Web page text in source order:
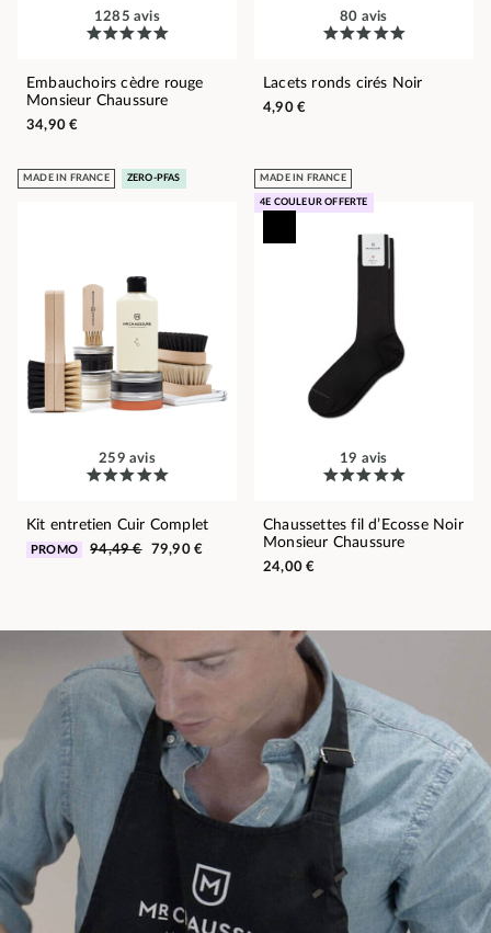
1285 avis
Embauchoirs cèdre rouge
Monsieur Chaussure
34,90 €
80 avis
Lacets ronds cirés Noir
4,90 €
MADE IN FRANCE ZERO-PFAS
259 avis
Kit entretien Cuir Complet
PROMO 94,49 € 79,90 €
MADE IN FRANCE
4E COULEUR OFFERTE
19 avis
Chaussettes fil d’Ecosse Noir
Monsieur Chaussure
24,00 €